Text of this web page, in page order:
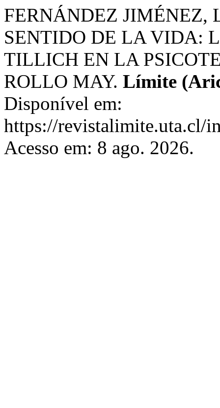
FERNÁNDEZ JIMÉNEZ,
SENTIDO DE LA VIDA:
TILLICH EN LA
ROLLO MAY. Límite
Disponível em:
https://revistalimite.uta.cl/
Acesso em: 8 ago. 2026.